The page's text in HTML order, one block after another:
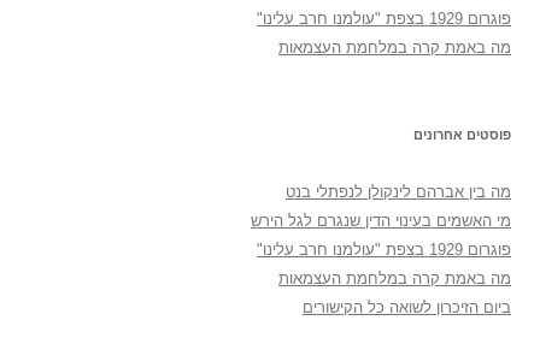
פוגרום 1929 בצפת "עולמנו חרב עלינו"
מה באמת קרה במלחמת העצמאות
פוסטים אחרונים
מה בין אברהם לינקולן לנפתלי בנט
מי האשמים בעינוי הדין שנגרם לגל הירש
פוגרום 1929 בצפת "עולמנו חרב עלינו"
מה באמת קרה במלחמת העצמאות
ביום הזיכרון לשואה כל הקישורים